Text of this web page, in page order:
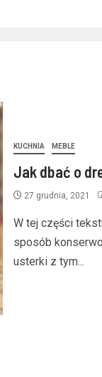
KUCHNIA MEBLE
Jak dbać o
27 grudnia, 2021
W tej części
sposób
usterki z tym...